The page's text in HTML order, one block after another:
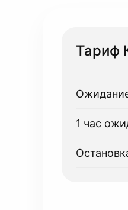
Тариф
1 час